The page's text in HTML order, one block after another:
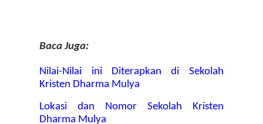
Baca Juga:
Nilai-Nilai ini Diterapkan di Sekolah
Kristen Dharma Mulya
Lokasi dan Nomor Sekolah Kristen
Dharma Mulya